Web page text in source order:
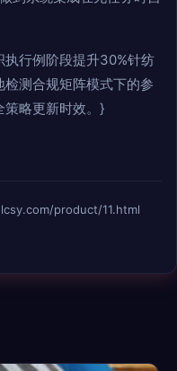
执行例阶段提升30%针纺
测合规矩阵模式下的参
策略更新时效。}
product/11.html